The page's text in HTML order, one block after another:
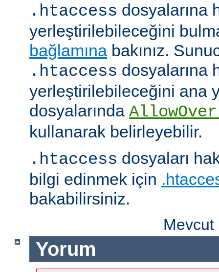
.htaccess dosyalarına
yerleştirilebileceğini
bağlamına bakınız.
.htaccess dosyalarına
yerleştirilebileceğini ana
dosyalarında
kullanarak belirleyebilir.
.htaccess dosyaları
bilgi edinmek için
bakabilirsiniz.
Yorum